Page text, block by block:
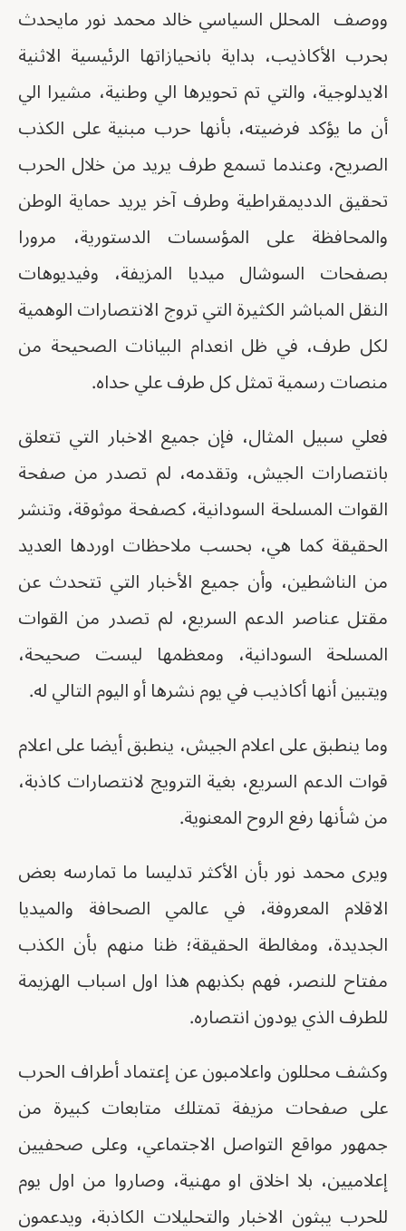
ووصف المحلل السياسي خالد محمد نور مايحدث
بحرب الأكاذيب، بداية بانحيازاتها الرئيسية الاثنية
الايدلوجية، والتي تم تحويرها الي وطنية، مشيرا الي
أن ما يؤكد فرضيته، بأنها حرب مبنية على الكذب
الصريح، وعندما تسمع طرف يريد من خلال الحرب
تحقيق الدديمقراطية وطرف آخر يريد حماية الوطن
والمحافظة على المؤسسات الدستورية، مرورا
بصفحات السوشال ميديا المزيفة، وفيديوهات
النقل المباشر الكثيرة التي تروج الانتصارات الوهمية
لكل طرف، في ظل انعدام البيانات الصحيحة من
منصات رسمية تمثل كل طرف علي حداه.
فعلي سبيل المثال، فإن جميع الاخبار التي تتعلق
بانتصارات الجيش، وتقدمه، لم تصدر من صفحة
القوات المسلحة السودانية، كصفحة موثوقة، وتنشر
الحقيقة كما هي، بحسب ملاحظات اوردها العديد
من الناشطين، وأن جميع الأخبار التي تتحدث عن
مقتل عناصر الدعم السريع، لم تصدر من القوات
المسلحة السودانية، ومعظمها ليست صحيحة،
ويتبين أنها أكاذيب في يوم نشرها أو اليوم التالي له.
وما ينطبق على اعلام الجيش، ينطبق أيضا على اعلام
قوات الدعم السريع، بغية الترويج لانتصارات كاذبة،
من شأنها رفع الروح المعنوية.
ويرى محمد نور بأن الأكثر تدليسا ما تمارسه بعض
الاقلام المعروفة، في عالمي الصحافة والميديا
الجديدة، ومغالطة الحقيقة؛ ظنا منهم بأن الكذب
مفتاح للنصر، فهم بكذبهم هذا اول اسباب الهزيمة
للطرف الذي يودون انتصاره.
وكشف محللون واعلامبون عن إعتماد أطراف الحرب
على صفحات مزيفة تمتلك متابعات كبيرة من
جمهور مواقع التواصل الاجتماعي، وعلى صحفيين
إعلاميين، بلا اخلاق او مهنية، وصاروا من اول يوم
للحرب يبثون الاخبار والتحليلات الكاذبة، ويدعمون